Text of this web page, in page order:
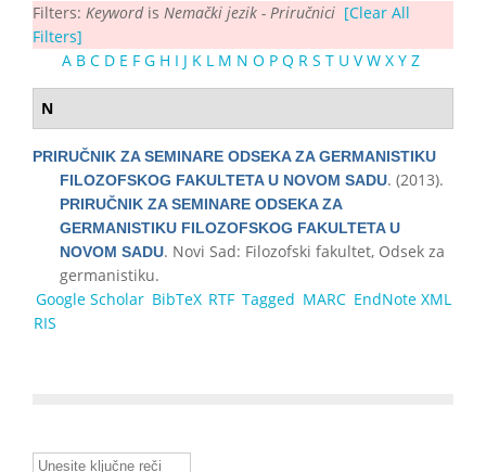
Filters: Keywordis Nemački jezik - Priručnici [Clear All
Filters]
A B C D E F G H I J K L M N O P Q R S T U V W X Y Z
N
PRIRUČNIK ZA SEMINARE ODSEKA ZA GERMANISTIKU
FILOZOFSKOG FAKULTETA U NOVOM SADU. (2013).
PRIRUČNIK ZA SEMINARE ODSEKA ZA
GERMANISTIKU FILOZOFSKOG FAKULTETA U
NOVOM SADU. Novi Sad: Filozofski fakultet, Odsek za
germanistiku.
Google Scholar BibTeX RTF Tagged MARC EndNote XML
RIS
Unesite ključne reči